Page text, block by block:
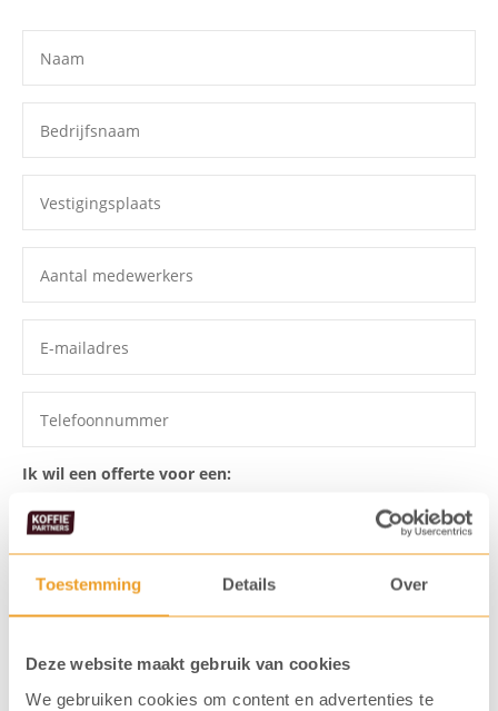
Toestemming Details Over
Deze website maakt gebruik van cookies
We gebruiken cookies om content en advertenties te
Ik wil een offerte voor een:
Ik ga akkoord dat mijn gegevensopgeslagen worden
Ik meld me aan voor de KoffiePartners nieuwsbrief